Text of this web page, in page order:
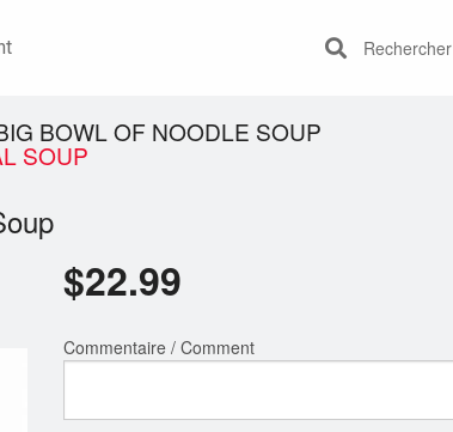
Rechercher
BOWL OF NOODLE SOUP
SOUP
$22.99
Commentaire / Comment